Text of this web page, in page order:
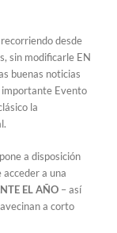
desde
sin modificarle EN
buenas noticias
importante Evento
la
a disposición
a una
EL AÑO – así
a corto